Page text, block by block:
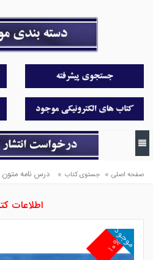
صفحه اصلی » جستوی کتاب » درس نامه
اطلاعات
۱۰%
موجود